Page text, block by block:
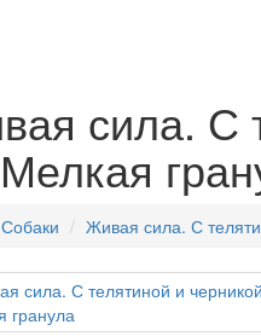
сила. С
Собаки Живая сила. С